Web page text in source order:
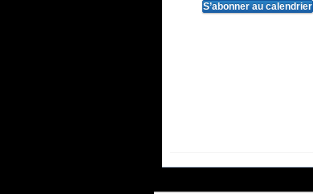
S’abonner au calendrier